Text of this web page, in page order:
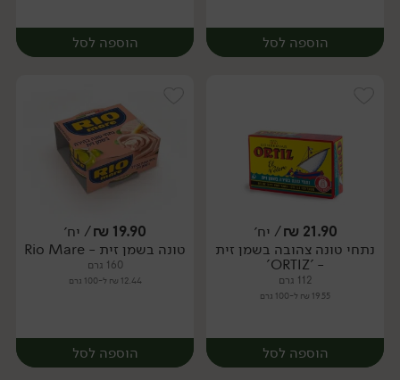
הוספה לסל
יח׳
הוספה לסל
יח׳
21.90
₪/ יח׳
נתחי טונה צהובה בשמן זית
- 'ORTIZ'
112 גרם
19.55 ₪ ל-100 גרם
הוספה לסל
19.90
₪/ יח׳
טונה בשמן זית - Rio Mare
160 גרם
12.44 ₪ ל-100 גרם
הוספה לסל